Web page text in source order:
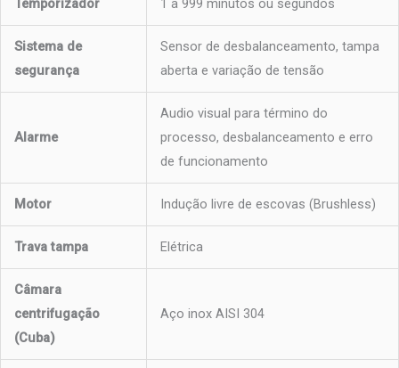
Temporizador 1 a 999 minutos ou segundos
Sistema de
segurança
Sensor de desbalanceamento, tampa
aberta e variação de tensão
Alarme
Audio visual para término do
processo, desbalanceamento e erro
de funcionamento
Motor Indução livre de escovas (Brushless)
Trava tampa Elétrica
Câmara
centrifugação
(Cuba)
Aço inox AISI 304